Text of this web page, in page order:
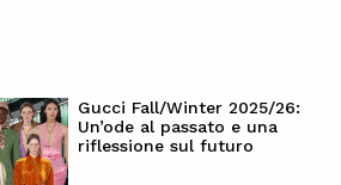
Gucci Fall/Winter 2025/26:
Un’ode al passato e una
riflessione sul futuro